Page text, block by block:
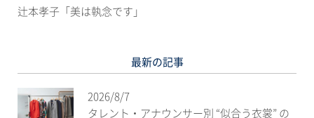
辻本孝子「美は執念です」
最新の記事
2026/8/7
タレント・アナウンサー別 “似合う衣裳” の